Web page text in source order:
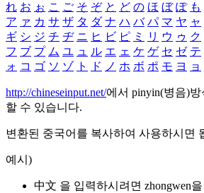
れ お ぉ こ ご そ ぞ と ど の ほ ぼ ぽ も
ア ァ カ サ ザ タ ダ ナ ハ バ パ マ ヤ ャ
ギ シ ジ チ ヂ ニ ヒ ビ ピ ミ リ ウ ゥ ク
フ ブ プ ム ユ ュ ル エ ェ ケ ゲ セ ゼ テ
ォ コ ゴ ソ ゾ ト ド ノ ホ ボ ポ モ ヨ ョ
http://chineseinput.net/에서 pinyin(병음)
할 수 있습니다.
변환된 중국어를 복사하여 사용하시면
예시)
中文 을 입력하시려면 zhongwen